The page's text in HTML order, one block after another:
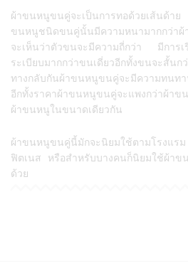
ผ้าขนหนูขนคู่จะเป็นการทอด้วยเส้นด้
ขนหนูชนิดขนคู่นั้นมีความหนามากกว่าผ้
จะเห็นว่าตัวขนจะมีความถี่กว่า มีการเ
ระเบียบมากกว่าขนเดี่ยวอีกทั้งขนจะสั้
ทางกลับกันผ้าขนหนูขนคู่จะมีความทนท
อีกทั้งราคาผ้าขนหนูขนคู่จะแพงกว่าผ้าข
ผ้าขนหนูในขนาดเดียวกัน
ผ้าขนหนูขนคู่นี้มักจะนิยมใช้ตามโรง
ฟิตเนส หรือสำหรับบางคนก็นิยมใช้ผ้าข
ด้วย